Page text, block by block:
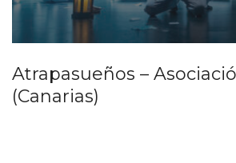
Atrapasueños –
(Canarias)